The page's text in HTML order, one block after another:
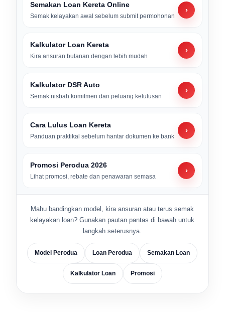
Semakan Loan Kereta Online
Semak kelayakan awal sebelum submit permohonan
›
Kalkulator Loan Kereta
Kira ansuran bulanan dengan lebih mudah
›
Kalkulator DSR Auto
Semak nisbah komitmen dan peluang kelulusan
›
Cara Lulus Loan Kereta
Panduan praktikal sebelum hantar dokumen ke bank
›
Promosi Perodua 2026
Lihat promosi, rebate dan penawaran semasa
›
Mahu bandingkan model, kira ansuran atau terus semak
kelayakan loan? Gunakan pautan pantas di bawah untuk
langkah seterusnya.
Model Perodua Loan Perodua Semakan Loan
Kalkulator Loan Promosi